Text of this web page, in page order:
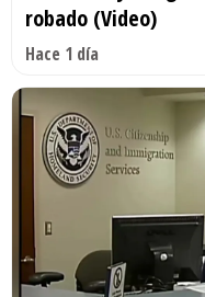
robado (Video)
Hace 1 día